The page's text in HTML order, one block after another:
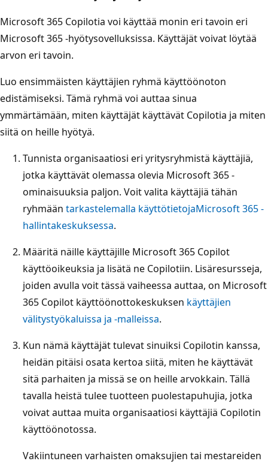
Microsoft 365 Copilotia voi käyttää monin eri tavoin eri
Microsoft 365 -hyötysovelluksissa. Käyttäjät voivat löytää
arvon eri tavoin.
Luo ensimmäisten käyttäjien ryhmä käyttöönoton
edistämiseksi. Tämä ryhmä voi auttaa sinua
ymmärtämään, miten käyttäjät käyttävät Copilotia ja miten
siitä on heille hyötyä.
Tunnista organisaatiosi eri yritysryhmistä käyttäjiä,
jotka käyttävät olemassa olevia Microsoft 365 -
ominaisuuksia paljon. Voit valita käyttäjiä tähän
ryhmään tarkastelemalla käyttötietojaMicrosoft 365 -
hallintakeskuksessa.
Määritä näille käyttäjille Microsoft 365 Copilot
käyttöoikeuksia ja lisätä ne Copilotiin. Lisäresursseja,
joiden avulla voit tässä vaiheessa auttaa, on Microsoft
365 Copilot käyttöönottokeskuksen käyttäjien
välitystyökaluissa ja -malleissa.
Kun nämä käyttäjät tulevat sinuiksi Copilotin kanssa,
heidän pitäisi osata kertoa siitä, miten he käyttävät
sitä parhaiten ja missä se on heille arvokkain. Tällä
tavalla heistä tulee tuotteen puolestapuhujia, jotka
voivat auttaa muita organisaatiosi käyttäjiä Copilotin
käyttöönotossa.
Vakiintuneen varhaisten omaksujien tai mestareiden